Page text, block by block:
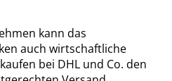
kann das
auch wirtschaftliche
bei DHL und Co. den